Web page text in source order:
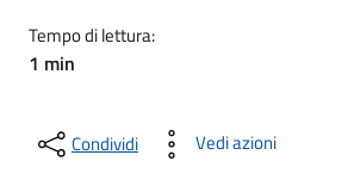
Tempo di lettura:
1 min
Condividi Vedi azioni